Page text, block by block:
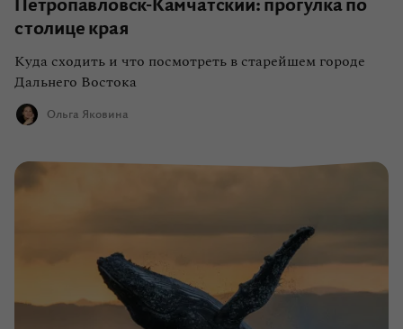
Петропавловск-Камчатский: прогулка по
столице края
Куда сходить и что посмотреть в старейшем городе
Дальнего Востока
Ольга Яковина